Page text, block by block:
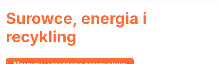
Surowce, energia i
recykling